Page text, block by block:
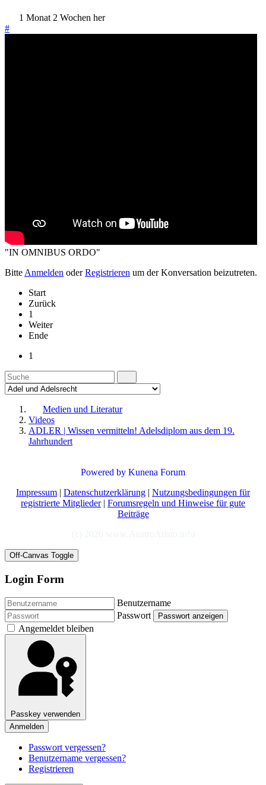
1 Monat 2 Wochen her
#
"IN OMNIBUS ORDO"
Bitte Anmelden oderRegistrieren um der Konversation beizutreten.
Start
Zurück
1
Weiter
Ende
1
Medien und Literatur
Videos
ADLER | Wissen vermitteln! Adelsdiplom aus dem 19.
Jahrhundert
Powered by Kunena Forum
Impressum | Datenschutzerklärung | Nutzungsbedingungen für
registrierte Mitglieder| Forumsregeln und Hinweise für gute
Beiträge
Off-Canvas Toggle
Login Form
Benutzername
Passwort
Passwort anzeigen
Angemeldet bleiben
Passkey verwenden
Anmelden
Passwort vergessen?
Benutzername vergessen?
Registrieren